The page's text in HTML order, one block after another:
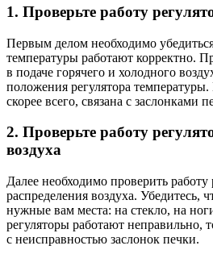
1. Проверьте работу
Первым делом необходимо
температуры работают корректно.
в подаче горячего и холодного
положения регулятора
скорее всего, связана с заслонками
2. Проверьте работу
воздуха
Далее необходимо проверить работу
распределения воздуха. Убедитесь,
нужные вам места: на стекло, на
регуляторы работают неправильно,
с неисправностью заслонок печки.